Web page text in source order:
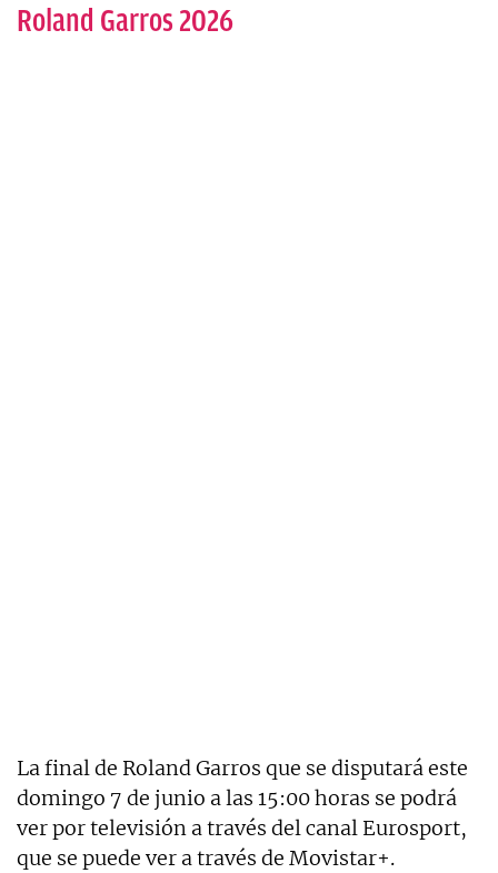
Roland Garros 2026
La final de Roland Garros que se disputará este
domingo 7 de junio a las 15:00 horas se podrá
ver por televisión a través del canal Eurosport,
que se puede ver a través de Movistar+.